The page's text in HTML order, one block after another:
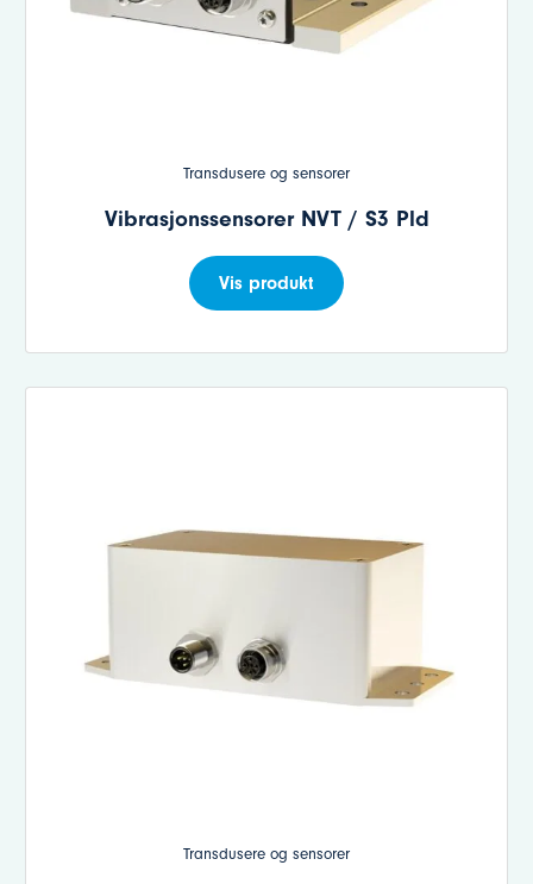
Transdusere og sensorer
Vibrasjonssensorer NVT / S3 Pld
Vis produkt
Transdusere og sensorer